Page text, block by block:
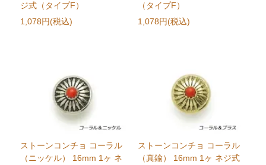
ジ式（タイプF）
1,078円(税込)
（タイプF）
1,078円(税込)
ストーンコンチョ コーラル
（ニッケル） 16mm 1ヶ ネ
ストーンコンチョ コーラル
（真鍮） 16mm 1ヶ ネジ式